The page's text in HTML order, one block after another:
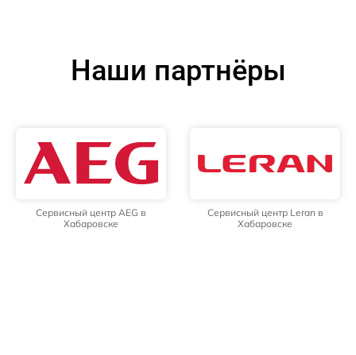
Наши партнёры
Сервисный центр AEG в
Хабаровске
Сервисный центр Leran в
Хабаровске